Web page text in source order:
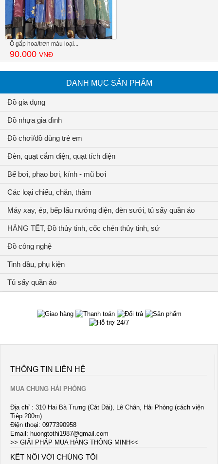
Ô gấp hoa/trơn màu loại...
90.000 VNĐ
DANH MỤC SẢN PHẨM
Đồ gia dụng
Đồ nhựa gia đình
Đồ chơi/đồ dùng trẻ em
Đèn, quạt cắm điện, quạt tích điện
Bể bơi, phao bơi, kính - mũ bơi
Các loại chiếu, chăn, thảm
Máy xay, ép, bếp lẩu nướng điện, đèn sưởi, tủ sấy quần áo
HÀNG TẾT, Đồ thủy tinh, cốc chén thủy tinh, sứ
Đồ công nghệ
Tinh dầu, phụ kiện
Tủ sấy quần áo
THÔNG TIN LIÊN HỆ
MUA CHUNG HẢI PHÒNG
Địa chỉ : 310 Hai Bà Trưng (Cát Dài), Lê Chân, Hải Phòng (cách viện
Tiệp 200m)
Điện thoại: 0977390958
Email: huongtothi1987@gmail.com
>> GIẢI PHÁP MUA HÀNG THÔNG MINH<<
KẾT NỐI VỚI CHÚNG TÔI